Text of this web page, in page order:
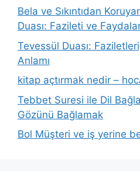
Bela ve Sıkıntıdan
Duası: Fazileti ve
Tevessül Duası:
Anlamı
kitap açtırmak nedir –
Tebbet Suresi ile Dil
Gözünü Bağlamak
Bol Müşteri ve iş yerine